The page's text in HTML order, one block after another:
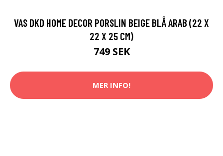
VAS DKD HOME DECOR PORSLIN BEIGE BLÅ ARAB (22 X
22 X 25 CM)
749 SEK
MER INFO!